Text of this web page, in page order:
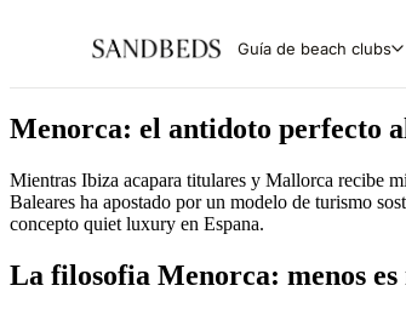
Guía de beach clubs
Menorca: el antidoto perfecto
Mientras Ibiza acapara titulares y Mallorca recibe
Baleares ha apostado por un modelo de turismo
concepto quiet luxury en Espana.
La filosofia Menorca: menos es